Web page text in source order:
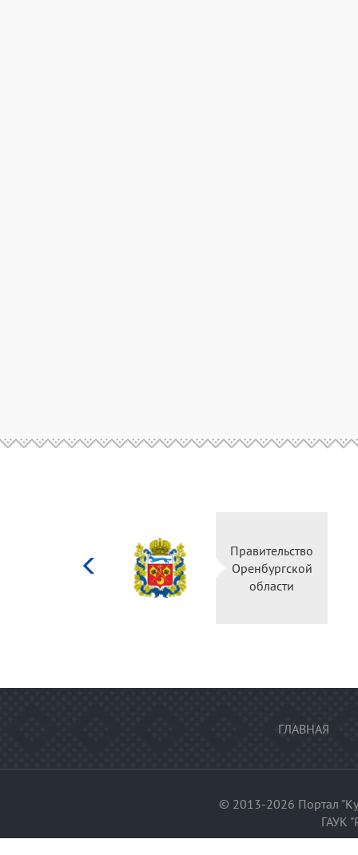
Правительство
Оренбургской
области
ГЛАВНАЯ
© 2013-2026 Портал
ГАУК